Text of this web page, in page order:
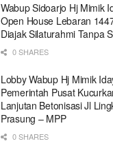
Wabup Sidoarjo Hj Mimik
Open House Lebaran
Diajak Silaturahmi Tanpa
0 SHARES
Lobby Wabup Hj Mimik
Pemerintah Pusat
Lanjutan Betonisasi Jl
Prasung – MPP
0 SHARES